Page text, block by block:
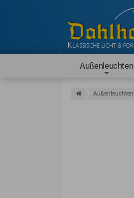
Außenleuchten
Außenleuchten